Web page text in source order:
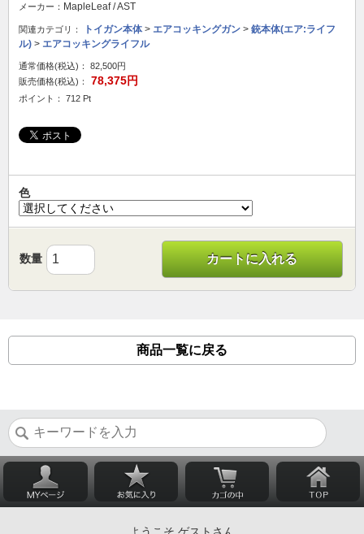
メーカー： MapleLeaf / AST
関連カテゴリ： トイガン本体> エアコッキングガン > 銃本体(エア:ライフ
ル) > エアコッキングライフル
通常価格(税込)：
82,500円
販売価格(税込)：
78,375円
ポイント： 712 Pt
色
数量 カートに入れる
商品一覧に戻る
ようこそ ゲストさん